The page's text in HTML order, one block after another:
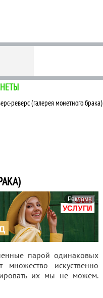
реверс (галерея монетного брака)
Реклама
парой одинаковых
искуственно
их мы не можем.